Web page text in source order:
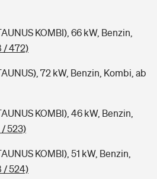
KOMBI), 66 kW, Benzin,
/ 472)
72 kW, Benzin, Kombi, ab
KOMBI), 46 kW, Benzin,
523)
KOMBI), 51 kW, Benzin,
/ 524)